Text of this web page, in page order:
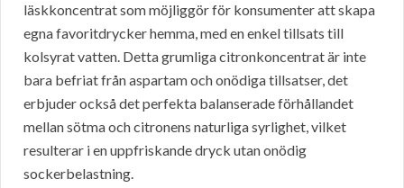
läskkoncentrat som möjliggör för konsumenter att skapa
egna favoritdrycker hemma, med en enkel tillsats till
kolsyrat vatten. Detta grumliga citronkoncentrat är inte
bara befriat från aspartam och onödiga tillsatser, det
erbjuder också det perfekta balanserade förhållandet
mellan sötma och citronens naturliga syrlighet, vilket
resulterar i en uppfriskande dryck utan onödig
sockerbelastning.